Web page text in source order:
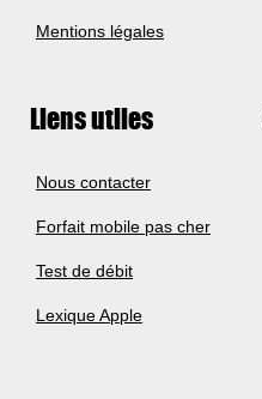
Mentions légales
Liens utiles
Nous contacter
Forfait mobile pas cher
Test de débit
Lexique Apple